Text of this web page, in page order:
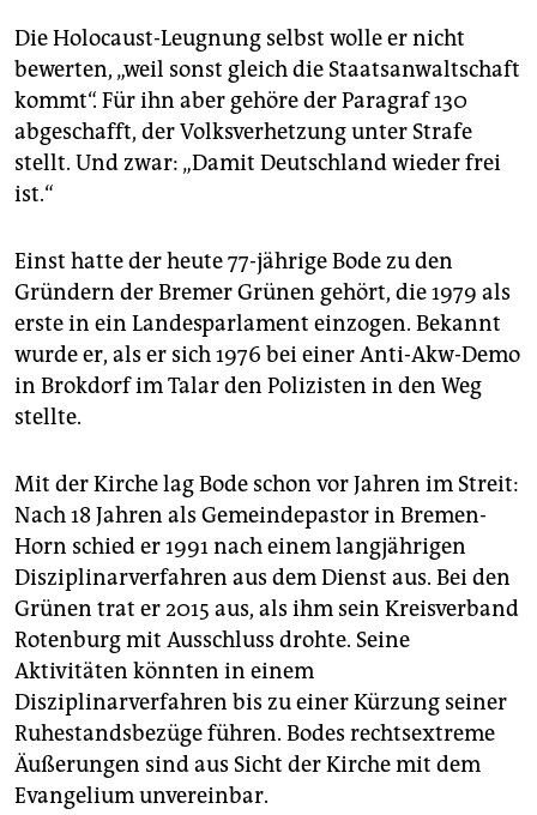
Die Holocaust-Leugnung selbst wolle er nicht
bewerten, „weil sonst gleich die Staatsanwaltschaft
kommt“. Für ihn aber gehöre der Paragraf 130
abgeschafft, der Volksverhetzung unter Strafe
stellt. Und zwar: „Damit Deutschland wieder frei
ist.“
Einst hatte der heute 77-jährige Bode zu den
Gründern der Bremer Grünen gehört, die 1979 als
erste in ein Landesparlament einzogen. Bekannt
wurde er, als er sich 1976 bei einer Anti-Akw-Demo
in Brokdorf im Talar den Polizisten in den Weg
stellte.
Mit der Kirche lag Bode schon vor Jahren im Streit:
Nach 18 Jahren als Gemeindepastor in Bremen-
Horn schied er 1991 nach einem langjährigen
Disziplinarverfahren aus dem Dienst aus. Bei den
Grünen trat er 2015 aus, als ihm sein Kreisverband
Rotenburg mit Ausschluss drohte. Seine
Aktivitäten könnten in einem
Disziplinarverfahren bis zu einer Kürzung seiner
Ruhestandsbezüge führen. Bodes rechtsextreme
Äußerungen sind aus Sicht der Kirche mit dem
Evangelium unvereinbar.